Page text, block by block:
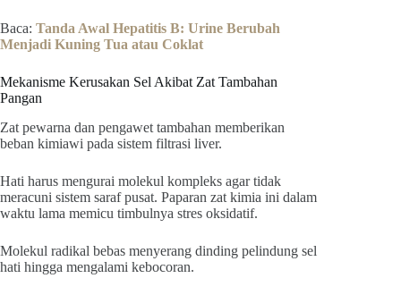
Baca: Tanda Awal Hepatitis B: Urine Berubah
Menjadi Kuning Tua atau Coklat
Mekanisme Kerusakan Sel Akibat Zat Tambahan
Pangan
Zat pewarna dan pengawet tambahan memberikan
beban kimiawi pada sistem filtrasi liver.
Hati harus mengurai molekul kompleks agar tidak
meracuni sistem saraf pusat. Paparan zat kimia ini dalam
waktu lama memicu timbulnya stres oksidatif.
Molekul radikal bebas menyerang dinding pelindung sel
hati hingga mengalami kebocoran.